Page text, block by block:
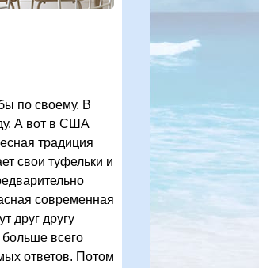
по своему. В
А вот в США
традиция
свои туфельки и
современная
друг другу
всего
ответов. Потом